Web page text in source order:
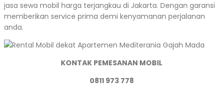
jasa sewa mobil harga terjangkau di Jakarta. Dengan garansi
memberikan service prima demi kenyamanan perjalanan
anda.
KONTAK PEMESANAN MOBIL
0811 973 778